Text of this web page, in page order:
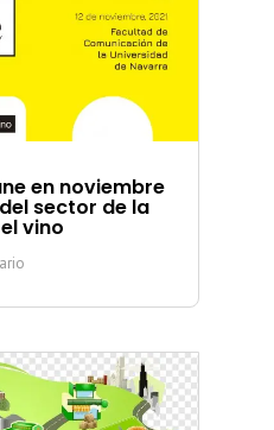
en noviembre
sector de la
vino